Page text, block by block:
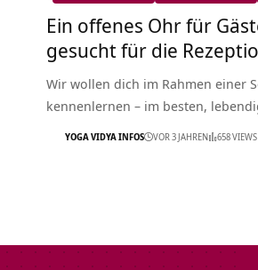
Ein offenes Ohr für
gesucht für die
Wir wollen dich im Rahmen einer
kennenlernen – im besten,
YOGA VIDYA INFOS VOR 3 JAHREN 658 VIEWS